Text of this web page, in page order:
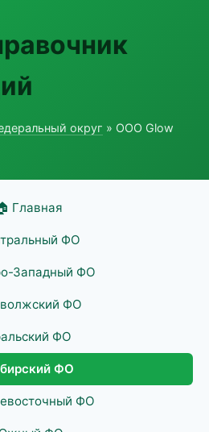
округ » ООО Glow
Главная
ФО
Западный ФО
ФО
ФО
ФО
ФО